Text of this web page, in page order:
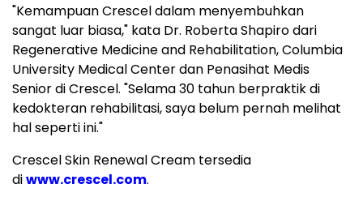
"Kemampuan Crescel dalam menyembuhkan
sangat luar biasa," kata Dr. Roberta Shapiro dari
Regenerative Medicine and Rehabilitation, Columbia
University Medical Center dan Penasihat Medis
Senior di Crescel. "Selama 30 tahun berpraktik di
kedokteran rehabilitasi, saya belum pernah melihat
hal seperti ini."
Crescel Skin Renewal Cream tersedia
diwww.crescel.com.